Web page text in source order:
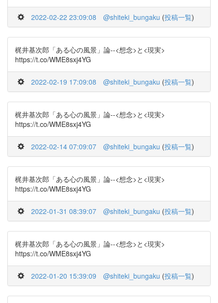
2022-02-22 23:09:08 @shiteki_bungaku (投稿一覧)
梶井基次郎「ある心の風景」論--<想念>と<現実>
https://t.co/WME8sxj4YG
2022-02-19 17:09:08 @shiteki_bungaku (投稿一覧)
梶井基次郎「ある心の風景」論--<想念>と<現実>
https://t.co/WME8sxj4YG
2022-02-14 07:09:07 @shiteki_bungaku (投稿一覧)
梶井基次郎「ある心の風景」論--<想念>と<現実>
https://t.co/WME8sxj4YG
2022-01-31 08:39:07 @shiteki_bungaku (投稿一覧)
梶井基次郎「ある心の風景」論--<想念>と<現実>
https://t.co/WME8sxj4YG
2022-01-20 15:39:09 @shiteki_bungaku (投稿一覧)